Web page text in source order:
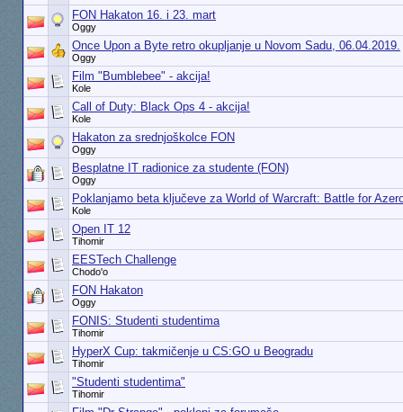
FON Hakaton 16. i 23. mart
Oggy
Once Upon a Byte retro okupljanje u Novom Sadu, 06.04.2019.
Oggy
Film "Bumblebee" - akcija!
Kole
Call of Duty: Black Ops 4 - akcija!
Kole
Hakaton za srednjoškolce FON
Oggy
Besplatne IT radionice za studente (FON)
Oggy
Poklanjamo beta ključeve za World of Warcraft: Battle for
Kole
Open IT 12
Tihomir
EESTech Challenge
Chodo'o
FON Hakaton
Oggy
FONIS: Studenti studentima
Tihomir
HyperX Cup: takmičenje u CS:GO u Beogradu
Tihomir
"Studenti studentima"
Tihomir